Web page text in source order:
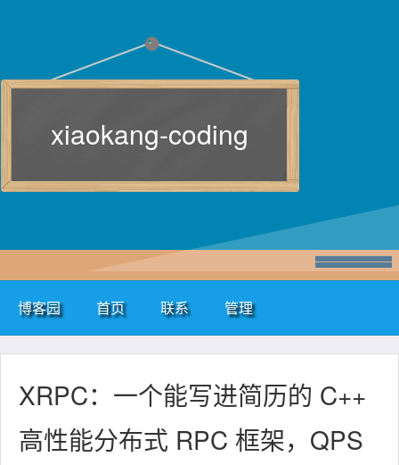
xiaokang-coding
博客园 首页 联系 管理
XRPC：一个能写进简历的 C++
高性能分布式 RPC 框架，QPS